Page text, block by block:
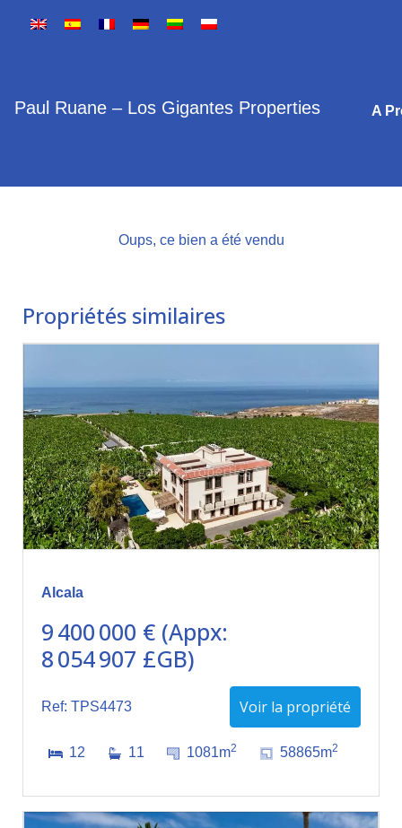
Paul Ruane – Los Gigantes Properties A
Oups, ce bien a été vendu
Propriétés similaires
Alcala
9 400 000 € (Appx:
8 054 907 £GB)
Ref: TPS4473 Voir la propriété
12 11 1081m2 58865m2